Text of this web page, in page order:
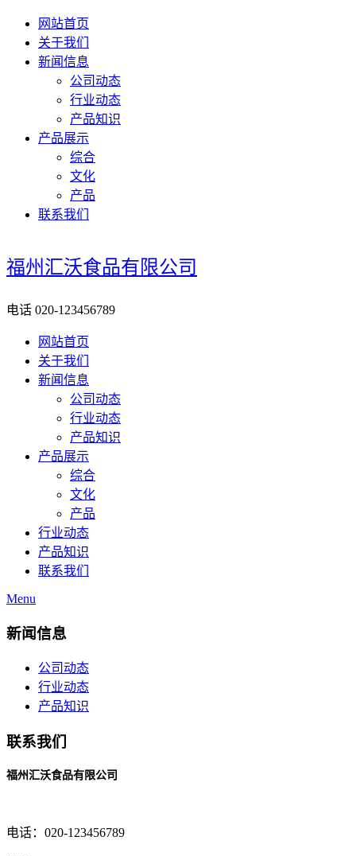
网站首页
关于我们
新闻信息
公司动态
行业动态
产品知识
产品展示
综合
文化
产品
联系我们
福州汇沃食品有限公司
电话 020-123456789
网站首页
关于我们
新闻信息
公司动态
行业动态
产品知识
产品展示
综合
文化
产品
行业动态
产品知识
联系我们
Menu
新闻信息
公司动态
行业动态
产品知识
联系我们
福州汇沃食品有限公司
电话：020-123456789